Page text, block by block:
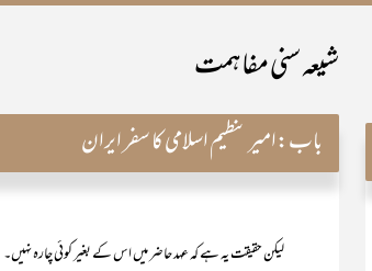
شیعہ سنی مفاہمت
باب:امیر تنظیم اسلامی کا سفر ایران
لیکن حقیقت یہ ہے کہ عہد حاضر میں اس کے بغیر کوئی چارہ نہیں۔